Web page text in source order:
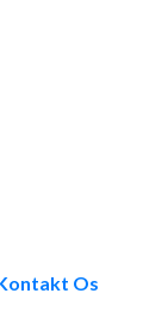
Os